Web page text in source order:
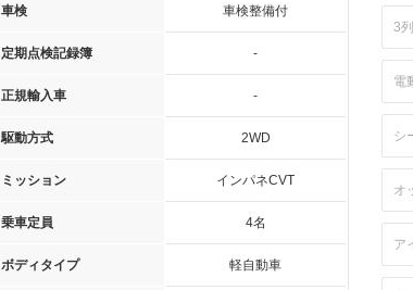
車検 車検整備付
定期点検記録簿 -
正規輸入車 -
駆動方式 2WD
ミッション インパネCVT
乗車定員 4名
ボディタイプ 軽自動車
3
電
シ
オ
ア